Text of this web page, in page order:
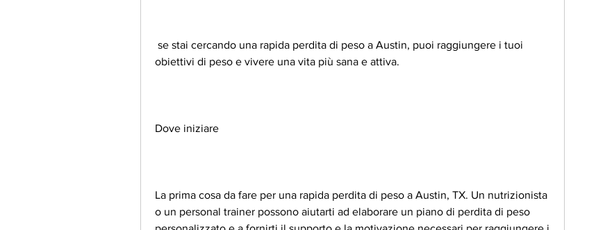
obiettivi di peso e vivere una vita più sana e attiva.
Dove iniziare
La prima cosa da fare per una rapida perdita di peso a Austin, TX. Un nutrizionista
o un personal trainer possono aiutarti ad elaborare un piano di perdita di peso